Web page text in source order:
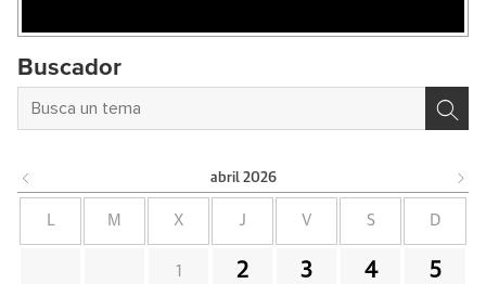
Buscador
abril 2026
L M X J V S D
1 2 3 4 5